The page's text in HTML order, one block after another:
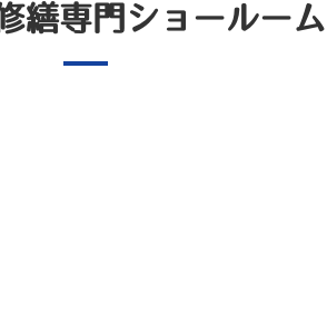
繕専門ショールーム